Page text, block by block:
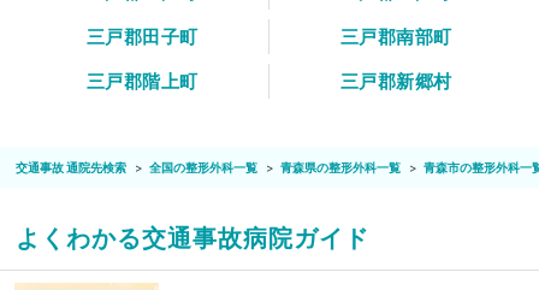
三戸郡田子町
三戸郡南部町
三戸郡階上町
三戸郡新郷村
交通事故 通院先検索 全国の整形外科一覧 青森県の整形外科一覧 青森市の整形外科一
よくわかる交通事故病院ガイド